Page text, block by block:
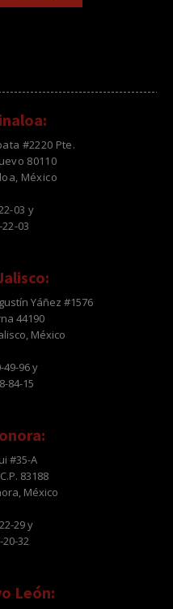
#2220 Pte.
80110
México
03 y
03
Yáñez #1576
44190
México
49-96 y
84-15
#35-A
83188
México
29 y
20-32
León: